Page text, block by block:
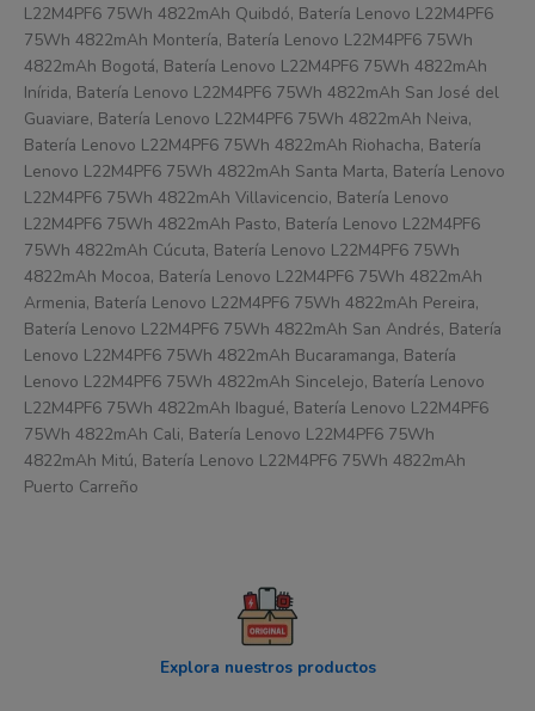
L22M4PF6 75Wh 4822mAh Quibdó, Batería Lenovo L22M4PF6
75Wh 4822mAh Montería, Batería Lenovo L22M4PF6 75Wh
4822mAh Bogotá, Batería Lenovo L22M4PF6 75Wh 4822mAh
Inírida, Batería Lenovo L22M4PF6 75Wh 4822mAh San José del
Guaviare, Batería Lenovo L22M4PF6 75Wh 4822mAh Neiva,
Batería Lenovo L22M4PF6 75Wh 4822mAh Riohacha, Batería
Lenovo L22M4PF6 75Wh 4822mAh Santa Marta, Batería Lenovo
L22M4PF6 75Wh 4822mAh Villavicencio, Batería Lenovo
L22M4PF6 75Wh 4822mAh Pasto, Batería Lenovo L22M4PF6
75Wh 4822mAh Cúcuta, Batería Lenovo L22M4PF6 75Wh
4822mAh Mocoa, Batería Lenovo L22M4PF6 75Wh 4822mAh
Armenia, Batería Lenovo L22M4PF6 75Wh 4822mAh Pereira,
Batería Lenovo L22M4PF6 75Wh 4822mAh San Andrés, Batería
Lenovo L22M4PF6 75Wh 4822mAh Bucaramanga, Batería
Lenovo L22M4PF6 75Wh 4822mAh Sincelejo, Batería Lenovo
L22M4PF6 75Wh 4822mAh Ibagué, Batería Lenovo L22M4PF6
75Wh 4822mAh Cali, Batería Lenovo L22M4PF6 75Wh
4822mAh Mitú, Batería Lenovo L22M4PF6 75Wh 4822mAh
Puerto Carreño
Explora nuestros productos